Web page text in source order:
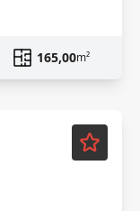
165,00m²